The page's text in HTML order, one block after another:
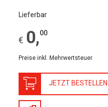
Service
Verlag
Lieferbar
€ 0,00
Preise inkl. Mehrwertsteuer
JETZT BESTELLEN